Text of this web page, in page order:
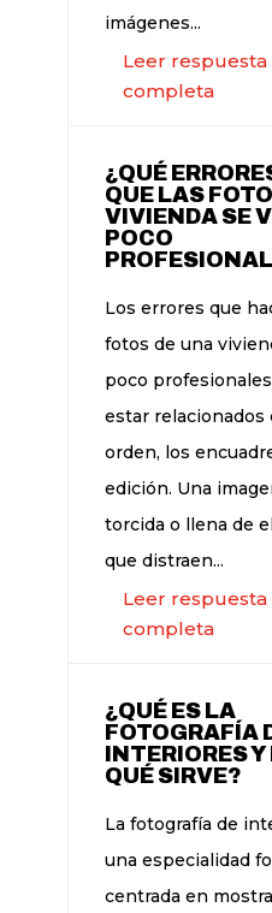
imágenes...
Leer respuesta
completa
¿QUÉ
QUE LAS
VIVIENDA SE
POCO
Los errores que
fotos de una
poco
estar relacionados
orden, los
edición. Una
torcida o llena de
que distraen...
Leer respuesta
completa
¿QUÉ ES LA
FOTOGRAFÍA
INTERIORES Y
QUÉ SIRVE?
La fotografía de
una especialidad
centrada en